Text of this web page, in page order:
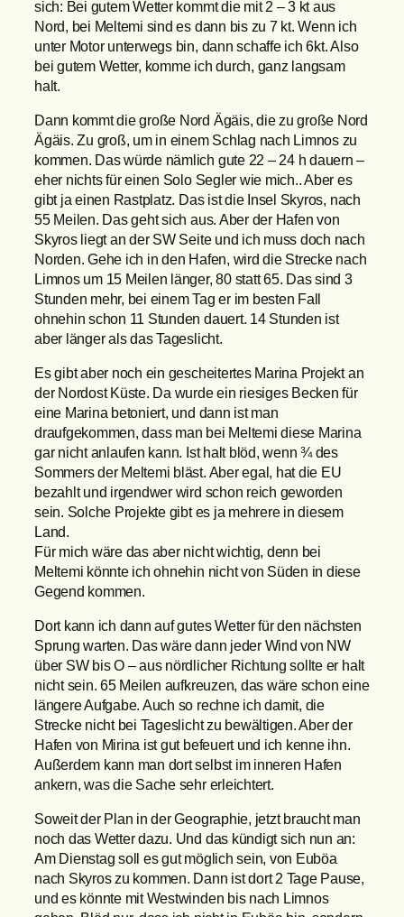
sich: Bei gutem Wetter kommt die mit 2 – 3 kt aus
Nord, bei Meltemi sind es dann bis zu 7 kt. Wenn ich
unter Motor unterwegs bin, dann schaffe ich 6kt. Also
bei gutem Wetter, komme ich durch, ganz langsam
halt.
Dann kommt die große Nord Ägäis, die zu große Nord
Ägäis. Zu groß, um in einem Schlag nach Limnos zu
kommen. Das würde nämlich gute 22 – 24 h dauern –
eher nichts für einen Solo Segler wie mich.. Aber es
gibt ja einen Rastplatz. Das ist die Insel Skyros, nach
55 Meilen. Das geht sich aus. Aber der Hafen von
Skyros liegt an der SW Seite und ich muss doch nach
Norden. Gehe ich in den Hafen, wird die Strecke nach
Limnos um 15 Meilen länger, 80 statt 65. Das sind 3
Stunden mehr, bei einem Tag er im besten Fall
ohnehin schon 11 Stunden dauert. 14 Stunden ist
aber länger als das Tageslicht.
Es gibt aber noch ein gescheitertes Marina Projekt an
der Nordost Küste. Da wurde ein riesiges Becken für
eine Marina betoniert, und dann ist man
draufgekommen, dass man bei Meltemi diese Marina
gar nicht anlaufen kann. Ist halt blöd, wenn ¾ des
Sommers der Meltemi bläst. Aber egal, hat die EU
bezahlt und irgendwer wird schon reich geworden
sein. Solche Projekte gibt es ja mehrere in diesem
Land.
Für mich wäre das aber nicht wichtig, denn bei
Meltemi könnte ich ohnehin nicht von Süden in diese
Gegend kommen.
Dort kann ich dann auf gutes Wetter für den nächsten
Sprung warten. Das wäre dann jeder Wind von NW
über SW bis O – aus nördlicher Richtung sollte er halt
nicht sein. 65 Meilen aufkreuzen, das wäre schon eine
längere Aufgabe. Auch so rechne ich damit, die
Strecke nicht bei Tageslicht zu bewältigen. Aber der
Hafen von Mirina ist gut befeuert und ich kenne ihn.
Außerdem kann man dort selbst im inneren Hafen
ankern, was die Sache sehr erleichtert.
Soweit der Plan in der Geographie, jetzt braucht man
noch das Wetter dazu. Und das kündigt sich nun an:
Am Dienstag soll es gut möglich sein, von Euböa
nach Skyros zu kommen. Dann ist dort 2 Tage Pause,
und es könnte mit Westwinden bis nach Limnos